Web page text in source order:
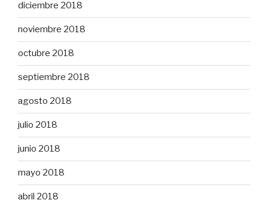
diciembre 2018
noviembre 2018
octubre 2018
septiembre 2018
agosto 2018
julio 2018
junio 2018
mayo 2018
abril 2018